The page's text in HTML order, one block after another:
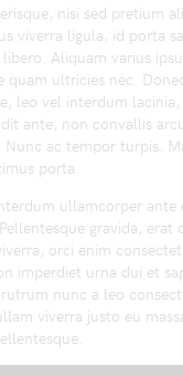
nisi sed pretium
viverra ligula, id porta
libero. Aliquam varius
quam ultricies nec.
leo vel interdum
ante, non convallis
ac tempor turpis.
porta.
ullamcorper ante
gravida, erat
orci enim
imperdiet urna dui et
rutrum nunc a leo
viverra justo eu